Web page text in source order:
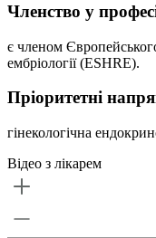
Членство у
є членом
ембріології (ESHRE).
Пріоритетні
гінекологічна
Відео з лікарем